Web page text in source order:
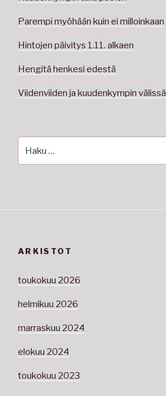
Parempi myöhään kuin ei milloinkaan
Hintojen päivitys 1.11. alkaen
Hengitä henkesi edestä
Viidenviiden ja kuudenkympin välissä
ARKISTOT
toukokuu 2026
helmikuu 2026
marraskuu 2024
elokuu 2024
toukokuu 2023